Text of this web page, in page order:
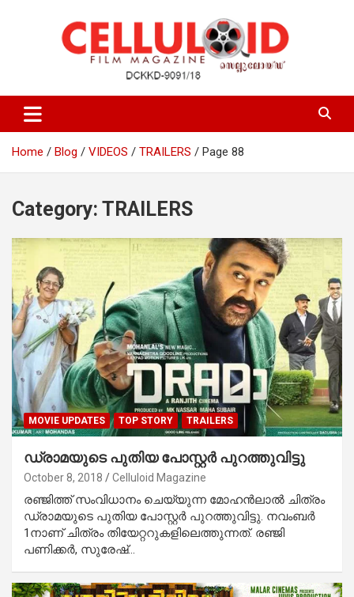
celluloid
Home Blog VIDEOS TRAILERS Page 88
Category: TRAILERS
MOVIE UPDATES TOP STORY TRAILERS
ഡ്രാമയുടെ പുതിയ പോസ്റ്റര്‍ പുറത്തുവിട്ടു
October 8, 2018 Celluloid Magazine
രഞ്ജിത്ത് സംവിധാനം ചെയ്യുന്ന മോഹന്‍ലാല്‍ ചിത്രം
ഡ്രാമയുടെ പുതിയ പോസ്റ്റര്‍ പുറത്തുവിട്ടു. നവംബര്‍
1നാണ് ചിത്രം തിയേറ്ററുകളിലെത്തുന്നത്. രഞ്ജി
പണിക്കര്‍, സുരേഷ്…